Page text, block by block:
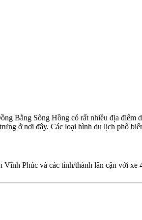
Bằng Sông Hồng có rất nhiều địa
ở nơi đây. Các loại hình du lịch phổ
Phúc và các tỉnh/thành lân cận với